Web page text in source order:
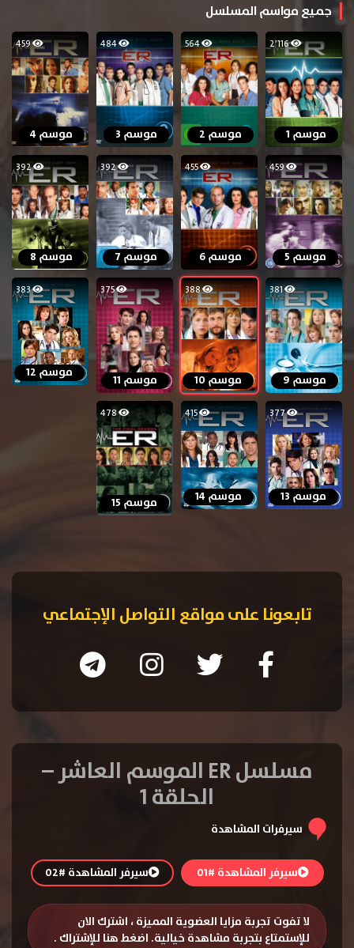
جميع مواسم المسلسل
2٬116
موسم 1
564
موسم 2
484
موسم 3
459
موسم 4
459
موسم 5
455
موسم 6
392
موسم 7
392
موسم 8
381
موسم 9
388
موسم 10
375
موسم 11
383
موسم 12
377
موسم 13
415
موسم 14
478
موسم 15
تابعونا على مواقع التواصل الإجتماعي
مسلسل ER الموسم العاشر –
الحلقة 1
سيرفرات المشاهدة
سيرفر المشاهدة #01 سيرفر المشاهدة #02
لا تفوت تجربة مزايا العضوية المميزة ، اشترك الان
للإستمتاع بتجربة مشاهدة خيالية. اضغط هنا للإشتراك .